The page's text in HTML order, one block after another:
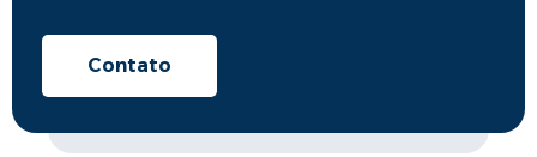
Contato